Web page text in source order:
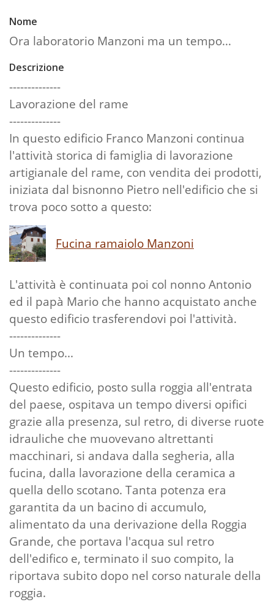
Nome
Ora laboratorio Manzoni ma un tempo...
Descrizione
--------------
Lavorazione del rame
--------------
In questo edificio Franco Manzoni continua
l'attività storica di famiglia di lavorazione
artigianale del rame, con vendita dei prodotti,
iniziata dal bisnonno Pietro nell'edificio che si
trova poco sotto a questo:
Fucina ramaiolo Manzoni
L'attività è continuata poi col nonno Antonio
ed il papà Mario che hanno acquistato anche
questo edificio trasferendovi poi l'attività.
--------------
Un tempo...
--------------
Questo edificio, posto sulla roggia all'entrata
del paese, ospitava un tempo diversi opifici
grazie alla presenza, sul retro, di diverse ruote
idrauliche che muovevano altrettanti
macchinari, si andava dalla segheria, alla
fucina, dalla lavorazione della ceramica a
quella dello scotano. Tanta potenza era
garantita da un bacino di accumulo,
alimentato da una derivazione della Roggia
Grande, che portava l'acqua sul retro
dell'edifico e, terminato il suo compito, la
riportava subito dopo nel corso naturale della
roggia.